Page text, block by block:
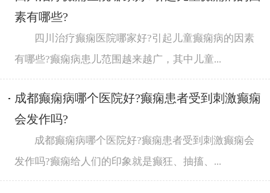
素有哪些?
四川治疗癫痫医院哪家好?引起儿童癫痫病的因素
有哪些?癫痫病患儿范围越来越广，其中儿童...
成都癫痫病哪个医院好?癫痫患者受到刺激癫痫
会发作吗?
成都癫痫病哪个医院好?癫痫患者受到刺激癫痫会
发作吗?癫痫给人们的印象就是癫狂、抽搐、...